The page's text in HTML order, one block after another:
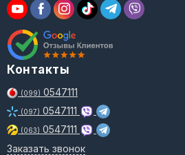
Контакты
(099) 0547111
(097) 0547111
(063) 0547111
Заказать звонок